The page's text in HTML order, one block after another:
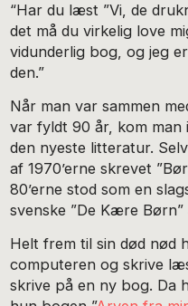
“Har du læst ”Vi, de
det må du virkelig love
vidunderlig bog, og jeg
den.”
Når man var sammen
var fyldt 90 år, kom man
den nyeste litteratur.
af 1970’erne skrevet
80’erne stod som en
svenske ”De Kære
Helt frem til sin død nød
computeren og skrive
skrive på en ny bog. Da